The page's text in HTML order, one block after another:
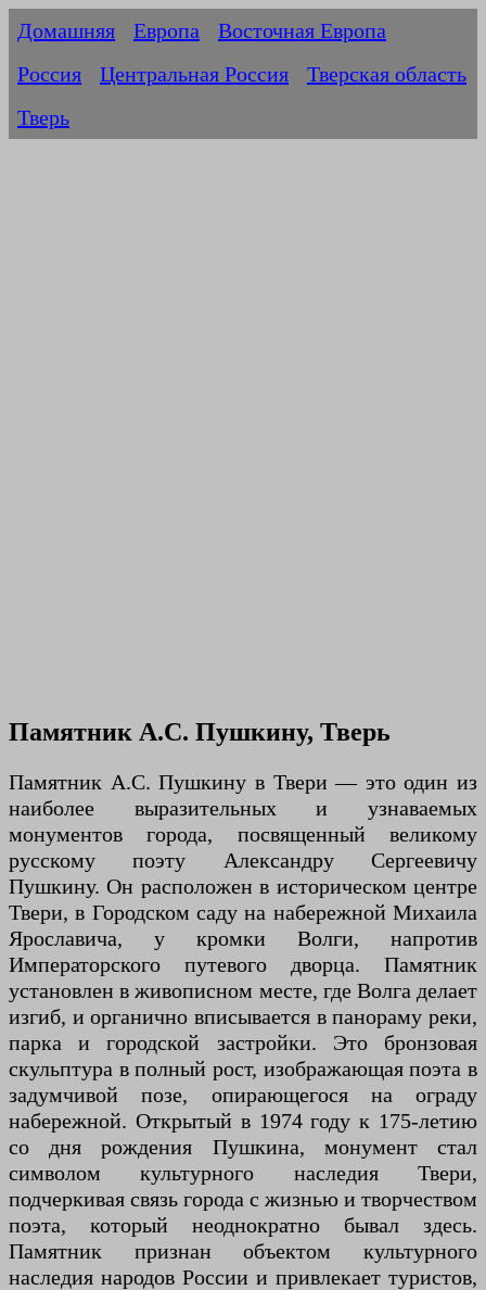
Домашняя Европа
Восточная Европа
Россия
Центральная Россия
Тверская область
Тверь
Памятник А.С. Пушкину, Тверь
Памятник А.С. Пушкину в Твери — это один из
наиболее выразительных и узнаваемых
монументов города, посвященный великому
русскому поэту Александру Сергеевичу
Пушкину. Он расположен в историческом центре
Твери, в Городском саду на набережной Михаила
Ярославича, у кромки Волги, напротив
Императорского путевого дворца. Памятник
установлен в живописном месте, где Волга делает
изгиб, и органично вписывается в панораму реки,
парка и городской застройки. Это бронзовая
скульптура в полный рост, изображающая поэта в
задумчивой позе, опирающегося на ограду
набережной. Открытый в 1974 году к 175-летию
со дня рождения Пушкина, монумент стал
символом культурного наследия Твери,
подчеркивая связь города с жизнью и творчеством
поэта, который неоднократно бывал здесь.
Памятник признан объектом культурного
наследия народов России и привлекает туристов,